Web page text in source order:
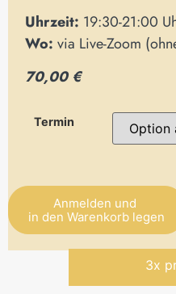
Uhrzeit: 19:30-21:00
Wo: via Live-Zoom
70,00 €
Termin
Anmelden und
in den Warenkorb legen
Alternative:
3x